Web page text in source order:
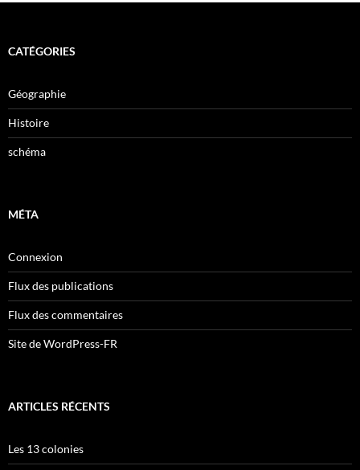
CATÉGORIES
Géographie
Histoire
schéma
MÉTA
Connexion
Flux des publications
Flux des commentaires
Site de WordPress-FR
ARTICLES RÉCENTS
Les 13 colonies